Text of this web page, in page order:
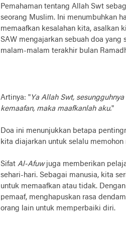
Pemahaman tentang Allah Swt
seorang Muslim. Ini menumbuhkan
memaafkan kesalahan kita, asalkan
SAW mengajarkan sebuah doa
malam-malam terakhir bulan
Artinya: "Ya Allah Swt,
kemaafan, maka maafkanlah aku."
Doa ini menunjukkan betapa
kita diajarkan untuk selalu
Sifat Al-Afuwjuga memberikan
sehari-hari. Sebagai manusia, kita
untuk memaafkan atau tidak.
pemaaf, menghapuskan rasa
orang lain untuk memperbaiki diri.